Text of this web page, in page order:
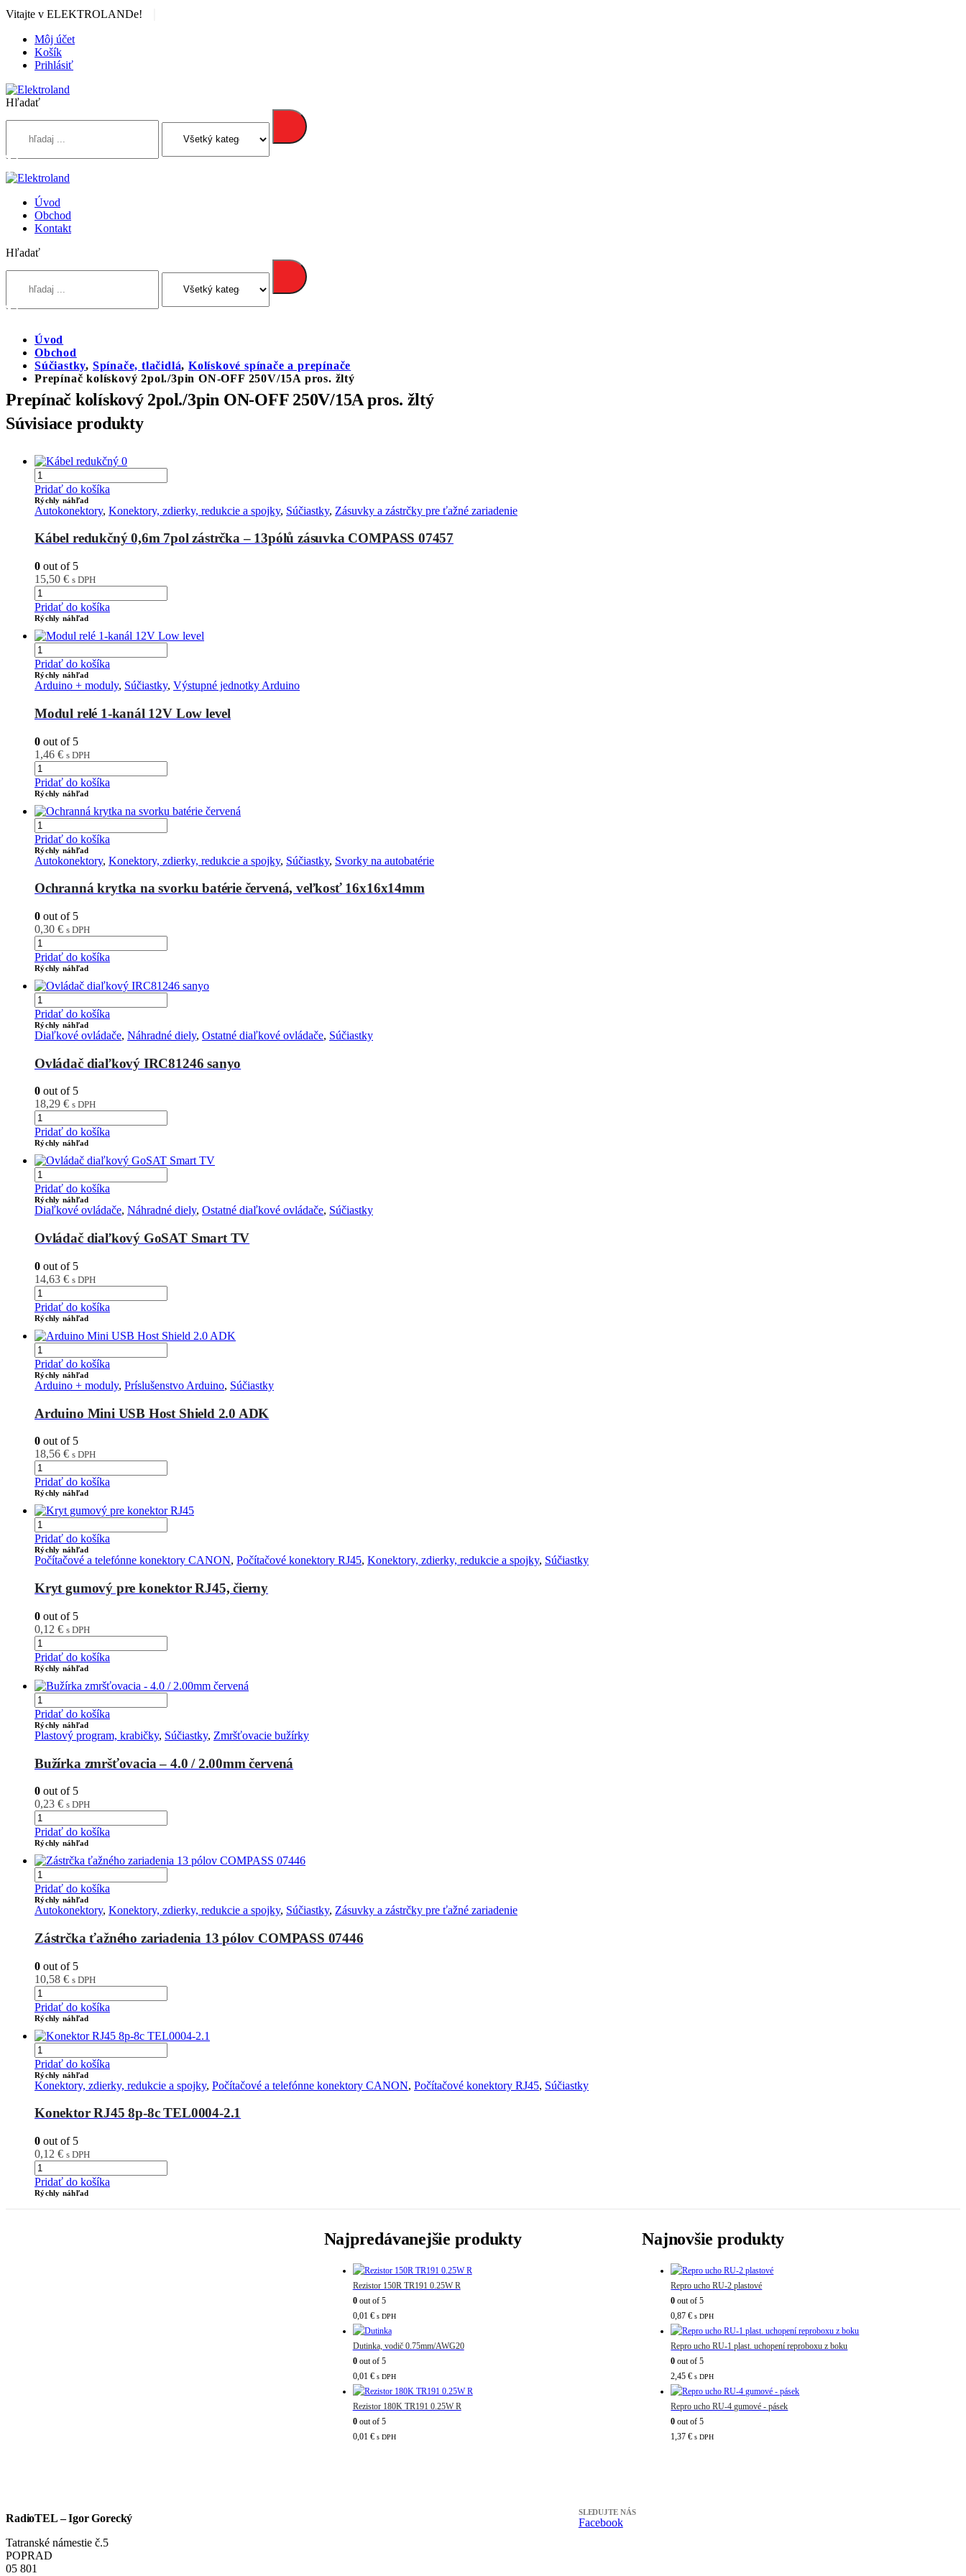
Vitajte v ELEKTROLANDe!
Môj účet
Košík
Prihlásiť
Hľadať
Úvod
Obchod
Kontakt
Hľadať
Úvod
Obchod
Súčiastky, Spínače, tlačidlá,Kolískové spínače a prepínače
Prepínač kolískový 2pol./3pin ON-OFF 250V/15A pros. žltý
Prepínač kolískový 2pol./3pin ON-OFF 250V/15A pros. žltý
Súvisiace produkty
Pridať do košíka
Rýchly náhľad
Autokonektory, Konektory, zdierky, redukcie a spojky, Súčiastky, Zásuvky a zástrčky pre ťažné zariadenie
Kábel redukčný 0,6m 7pol zástrčka – 13pólů zásuvka COMPASS 07457
0 out of 5
15,50 € s DPH
Pridať do košíka
Rýchly náhľad
Pridať do košíka
Rýchly náhľad
Arduino + moduly, Súčiastky, Výstupné jednotky Arduino
Modul relé 1-kanál 12V Low level
0 out of 5
1,46 € s DPH
Pridať do košíka
Rýchly náhľad
Pridať do košíka
Rýchly náhľad
Autokonektory, Konektory, zdierky, redukcie a spojky, Súčiastky, Svorky na autobatérie
Ochranná krytka na svorku batérie červená, veľkosť 16x16x14mm
0 out of 5
0,30 € s DPH
Pridať do košíka
Rýchly náhľad
Pridať do košíka
Rýchly náhľad
Diaľkové ovládače, Náhradné diely, Ostatné diaľkové ovládače, Súčiastky
Ovládač diaľkový IRC81246 sanyo
0 out of 5
18,29 € s DPH
Pridať do košíka
Rýchly náhľad
Pridať do košíka
Rýchly náhľad
Diaľkové ovládače, Náhradné diely, Ostatné diaľkové ovládače, Súčiastky
Ovládač diaľkový GoSAT Smart TV
0 out of 5
14,63 € s DPH
Pridať do košíka
Rýchly náhľad
Pridať do košíka
Rýchly náhľad
Arduino + moduly, Príslušenstvo Arduino, Súčiastky
Arduino Mini USB Host Shield 2.0 ADK
0 out of 5
18,56 € s DPH
Pridať do košíka
Rýchly náhľad
Pridať do košíka
Rýchly náhľad
Počítačové a telefónne konektory CANON, Počítačové konektory RJ45, Konektory, zdierky, redukcie a spojky, Súčiastky
Kryt gumový pre konektor RJ45, čierny
0 out of 5
0,12 € s DPH
Pridať do košíka
Rýchly náhľad
Pridať do košíka
Rýchly náhľad
Plastový program, krabičky, Súčiastky, Zmršťovacie bužírky
Bužírka zmršťovacia – 4.0 / 2.00mm červená
0 out of 5
0,23 € s DPH
Pridať do košíka
Rýchly náhľad
Pridať do košíka
Rýchly náhľad
Autokonektory, Konektory, zdierky, redukcie a spojky, Súčiastky, Zásuvky a zástrčky pre ťažné zariadenie
Zástrčka ťažného zariadenia 13 pólov COMPASS 07446
0 out of 5
10,58 € s DPH
Pridať do košíka
Rýchly náhľad
Pridať do košíka
Rýchly náhľad
Konektory, zdierky, redukcie a spojky, Počítačové a telefónne konektory CANON, Počítačové konektory RJ45, Súčiastky
Konektor RJ45 8p-8c TEL0004-2.1
0 out of 5
0,12 € s DPH
Pridať do košíka
Rýchly náhľad
Najpredávanejšie produkty
Rezistor 150R TR191 0.25W R
0out of 5
0,01 € s DPH
Dutinka, vodič 0.75mm/AWG20
0out of 5
0,01 € s DPH
Rezistor 180K TR191 0.25W R
0out of 5
0,01 € s DPH
Najnovšie produkty
Repro ucho RU-2 plastové
0 out of 5
0,87€ s DPH
Repro ucho RU-1 plast. uchopení reproboxu z boku
0 out of 5
2,45€ s DPH
Repro ucho RU-4 gumové - pásek
0 out of 5
1,37€ s DPH
RadioTEL – Igor Gorecký
Tatranské námestie č.5
POPRAD
05 801
SLEDUJTE NÁS
Facebook